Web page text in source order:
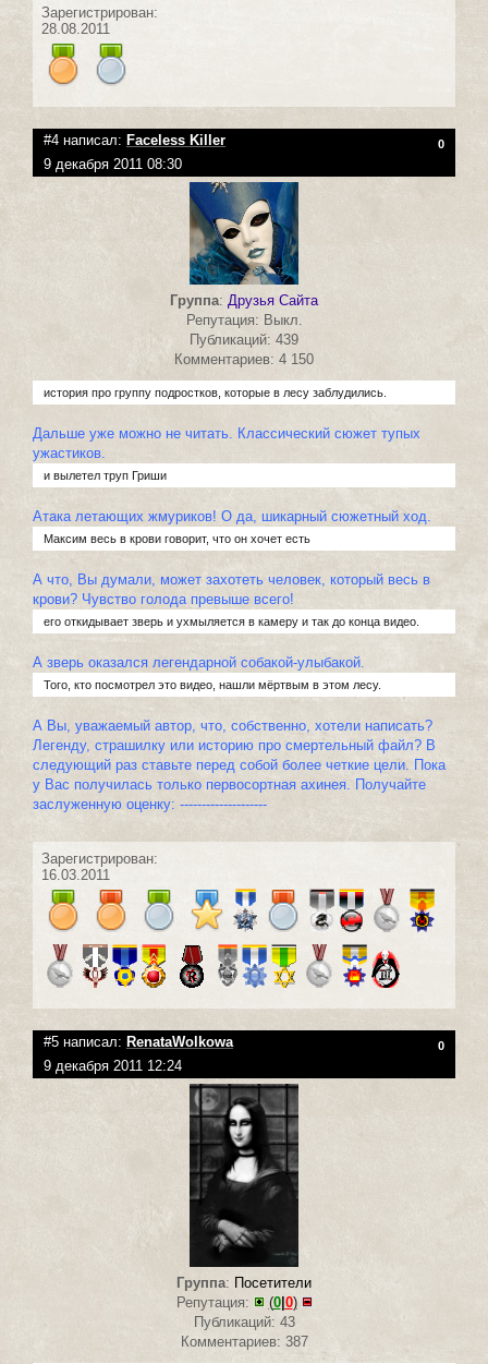
Зарегистрирован:
28.08.2011
#4 написал: Faceless Killer 0
9 декабря 2011 08:30
Группа: Друзья Сайта
Репутация: Выкл.
Публикаций: 439
Комментариев: 4 150
история про группу подростков, которые в лесу заблудились.
Дальше уже можно не читать. Классический сюжет тупых
ужастиков.
и вылетел труп Гриши
Атака летающих жмуриков! О да, шикарный сюжетный ход.
Максим весь в крови говорит, что он хочет есть
А что, Вы думали, может захотеть человек, который весь в
крови? Чувство голода превыше всего!
его откидывает зверь и ухмыляется в камеру и так до конца видео.
А зверь оказался легендарной собакой-улыбакой.
Того, кто посмотрел это видео, нашли мёртвым в этом лесу.
А Вы, уважаемый автор, что, собственно, хотели написать?
Легенду, страшилку или историю про смертельный файл? В
следующий раз ставьте перед собой более четкие цели. Пока
у Вас получилась только первосортная ахинея. Получайте
заслуженную оценку: --------------------
Зарегистрирован:
16.03.2011
#5 написал: RenataWolkowa 0
9 декабря 2011 12:24
Группа: Посетители
Репутация:
(0| 0)
Публикаций: 43
Комментариев: 387